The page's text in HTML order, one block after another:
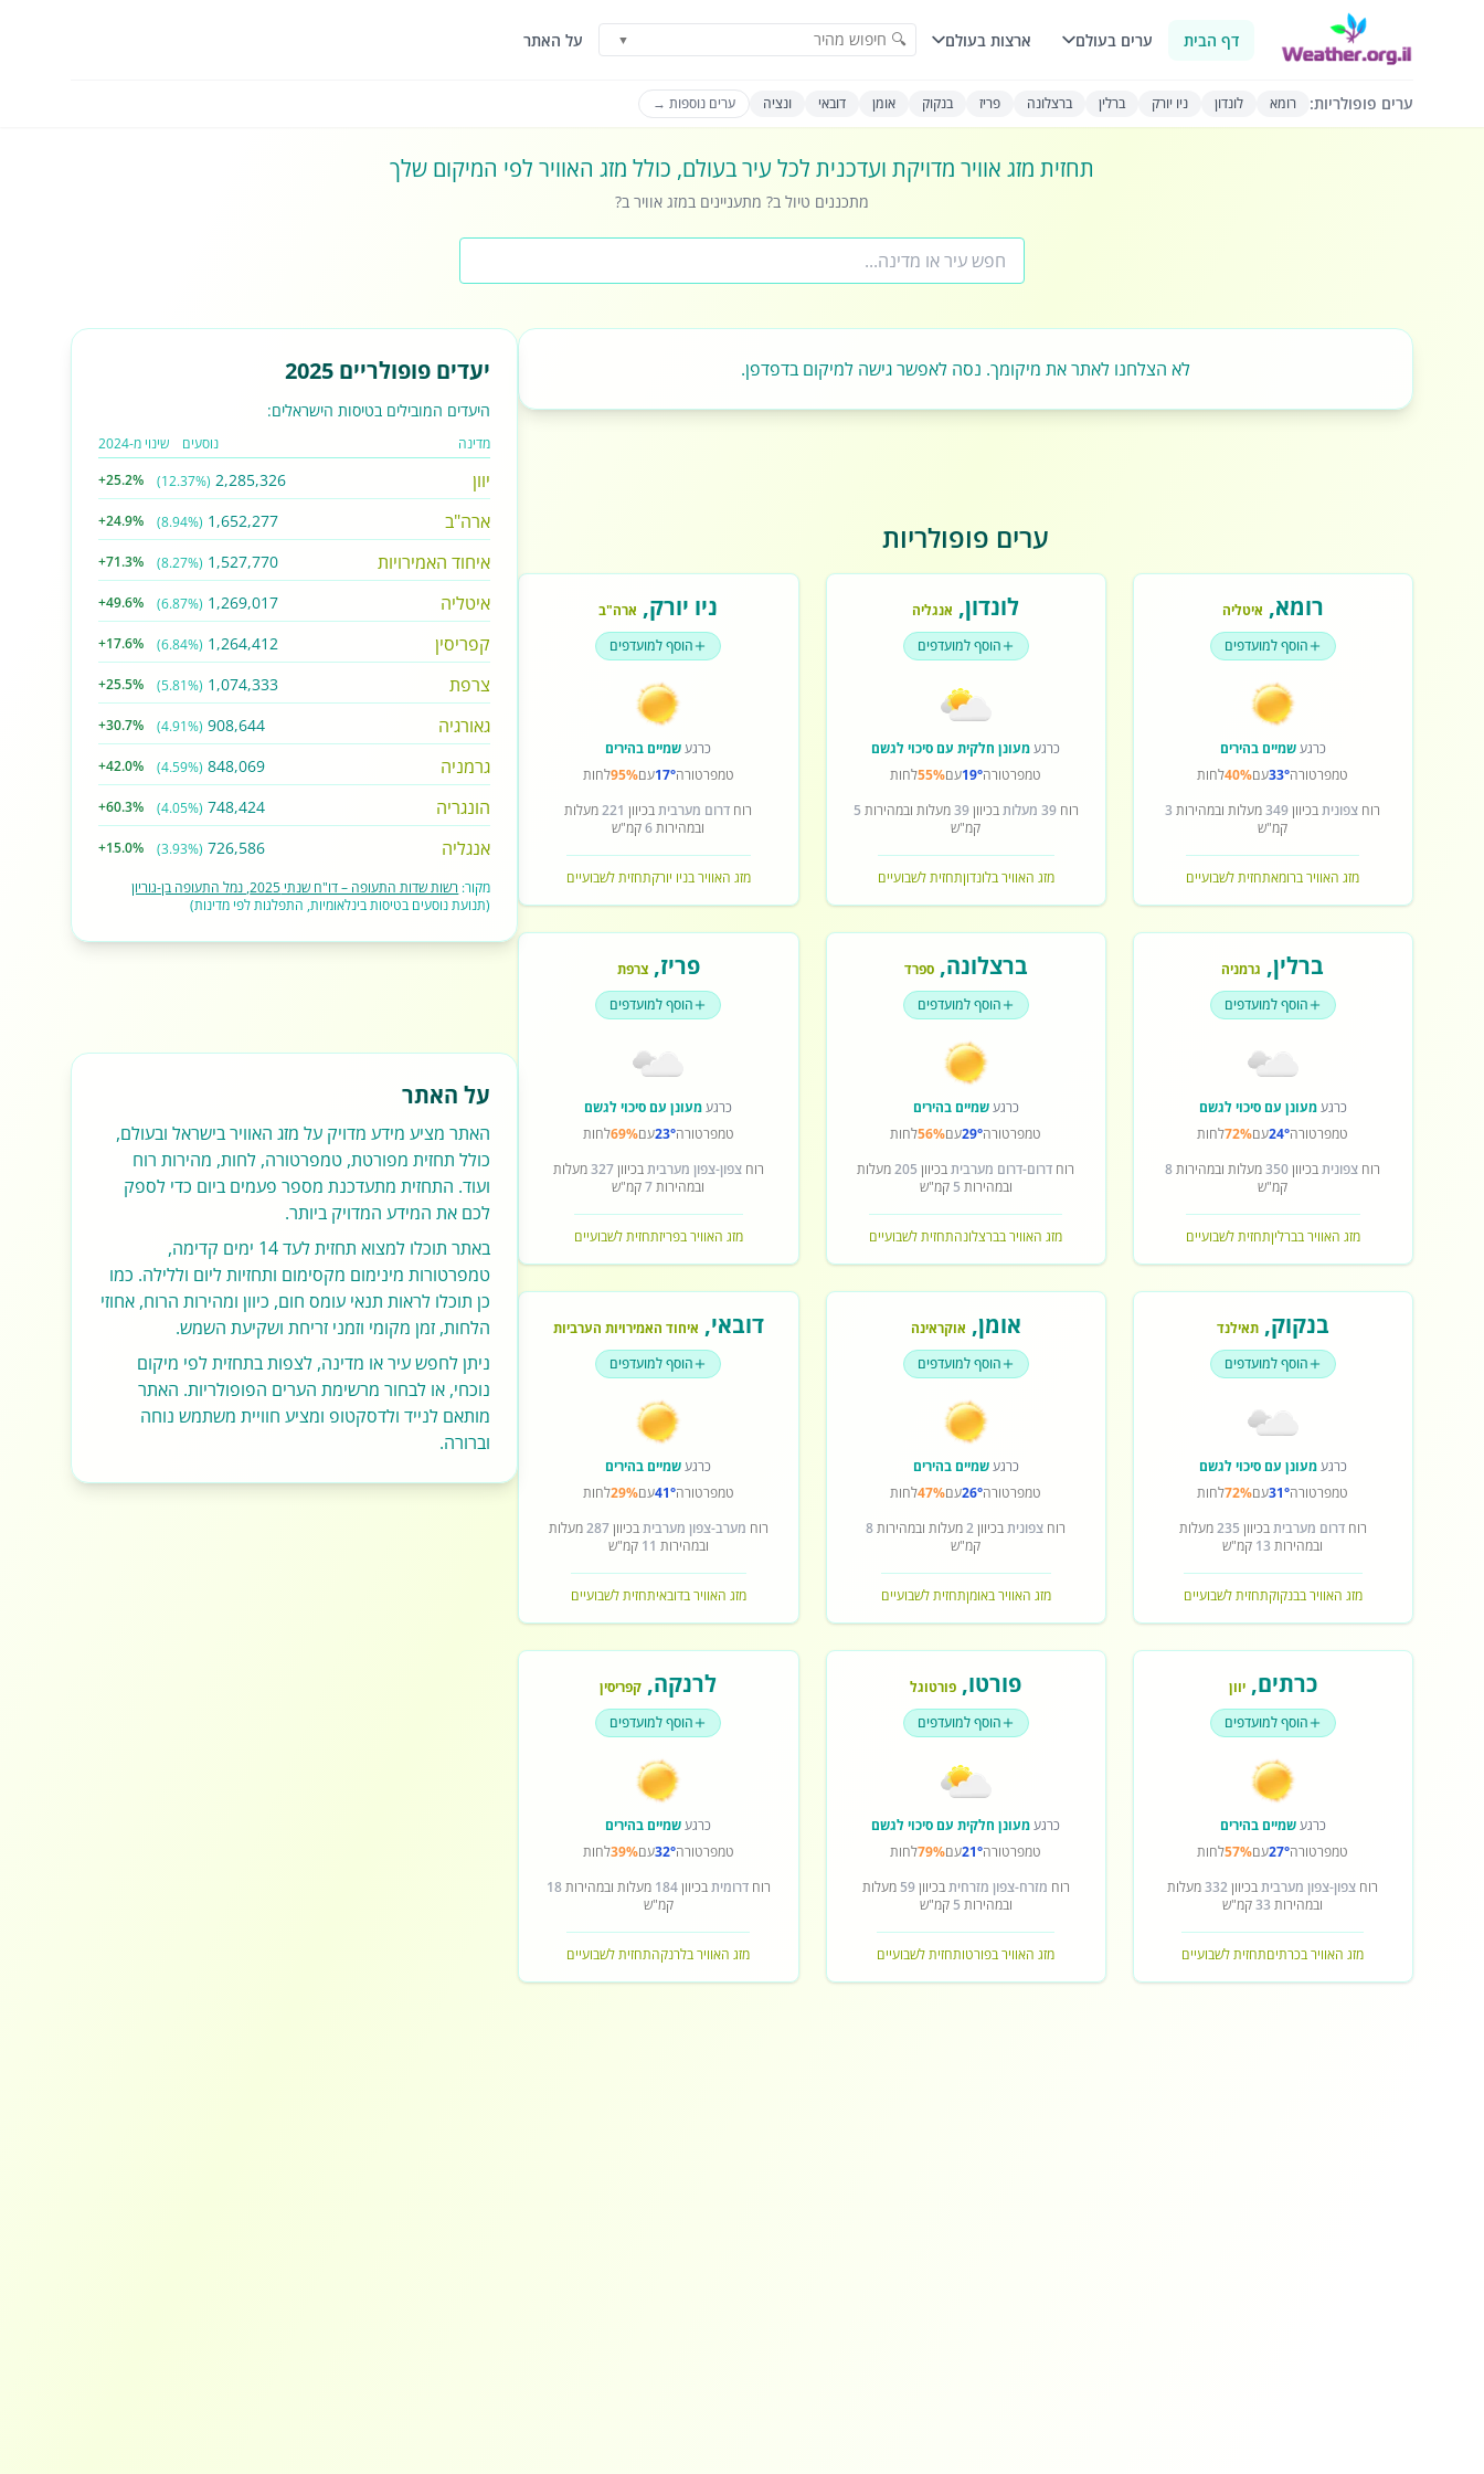
דף הבית ערים בעולם ארצות בעולם 🔍 חיפוש מהיר ▼ על האתר
ערים פופולריות: רומא לונדון ניו יורק ברלין ברצלונה פריז בנקוק אומן דובאי ונציה ערים נוספות →
תחזית מזג אוויר מדויקת ועדכנית לכל עיר בעולם, כולל מזג האוויר לפי המיקום שלך
מתכננים טיול ב? מתעניינים במזג אוויר ב?
לא הצלחנו לאתר את מיקומך. נסה לאפשר גישה למיקום בדפדפן.
ערים פופולריות
רומא, איטליה
הוסף למועדפים
כרגעשמיים בהירים
טמפרטורה33°עם40%לחות
רוח צפוניתבכיוון349מעלות ובמהירות 3
קמ"ש
מזג האוויר ברומאתחזית לשבועיים
לונדון, אנגליה
הוסף למועדפים
כרגעמעונן חלקית עם סיכוי לגשם
טמפרטורה19°עם55%לחות
רוח39 מעלות בכיוון39מעלות ובמהירות 5
קמ"ש
מזג האוויר בלונדוןתחזית לשבועיים
ניו יורק, ארה"ב
הוסף למועדפים
כרגעשמיים בהירים
טמפרטורה17°עם95%לחות
רוח דרום מערביתבכיוון 221מעלות
ובמהירות6קמ"ש
מזג האוויר בניו יורקתחזית לשבועיים
ברלין, גרמניה
הוסף למועדפים
כרגעמעונן עם סיכוי לגשם
טמפרטורה24°עם72%לחות
רוח צפוניתבכיוון350מעלות ובמהירות8
קמ"ש
מזג האוויר בברליןתחזית לשבועיים
ברצלונה,ספרד
הוסף למועדפים
כרגעשמיים בהירים
טמפרטורה29°עם56%לחות
רוח דרום-דרום מערביתבכיוון 205מעלות
ובמהירות 5 קמ"ש
מזג האוויר בברצלונהתחזית לשבועיים
פריז,צרפת
הוסף למועדפים
כרגעמעונן עם סיכוי לגשם
טמפרטורה23°עם69%לחות
רוחצפון-צפון מערביתבכיוון327מעלות
ובמהירות7קמ"ש
מזג האוויר בפריזתחזית לשבועיים
בנקוק,תאילנד
הוסף למועדפים
כרגעמעונן עם סיכוי לגשם
טמפרטורה31°עם72%לחות
רוחדרום מערביתבכיוון 235מעלות
ובמהירות 13 קמ"ש
מזג האוויר בבנקוקתחזית לשבועיים
אומן, אוקראינה
הוסף למועדפים
כרגעשמיים בהירים
טמפרטורה26°עם47%לחות
רוח צפוניתבכיוון2מעלות ובמהירות8
קמ"ש
מזג האוויר באומןתחזית לשבועיים
דובאי, איחוד האמירויות הערביות
הוסף למועדפים
כרגעשמיים בהירים
טמפרטורה41°עם29%לחות
רוח מערב-צפון מערביתבכיוון287מעלות
ובמהירות 11 קמ"ש
מזג האוויר בדובאיתחזית לשבועיים
כרתים,יוון
הוסף למועדפים
כרגעשמיים בהירים
טמפרטורה27°עם57%לחות
רוח צפון-צפון מערביתבכיוון332מעלות
ובמהירות 33קמ"ש
מזג האוויר בכרתיםתחזית לשבועיים
פורטו, פורטוגל
הוסף למועדפים
כרגעמעונן חלקית עם סיכוי לגשם
טמפרטורה21°עם79%לחות
רוח מזרח-צפון מזרחיתבכיוון59 מעלות
ובמהירות 5 קמ"ש
מזג האוויר בפורטותחזית לשבועיים
לרנקה, קפריסין
הוסף למועדפים
כרגעשמיים בהירים
טמפרטורה32°עם39%לחות
רוחדרומיתבכיוון184 מעלות ובמהירות18
קמ"ש
מזג האוויר בלרנקהתחזית לשבועיים
יעדים פופולריים 2025
היעדים המובילים בטיסות הישראלים:
מדינה נוסעים שינוי מ-2024
יוון 2,285,326
(12.37%)
+25.2%
ארה"ב 1,652,277
(8.94%)
+24.9%
איחוד האמירויות 1,527,770
(8.27%)
+71.3%
איטליה 1,269,017
(6.87%)
+49.6%
קפריסין 1,264,412
(6.84%)
+17.6%
צרפת 1,074,333
(5.81%)
+25.5%
גאורגיה 908,644
(4.91%)
+30.7%
גרמניה 848,069
(4.59%)
+42.0%
הונגריה 748,424
(4.05%)
+60.3%
אנגליה 726,586
(3.93%)
+15.0%
מקור: רשות שדות התעופה – דו"ח שנתי 2025, נמל התעופה בן-גוריון
(תנועת נוסעים בטיסות בינלאומיות, התפלגות לפי מדינות)
על האתר
האתר מציע מידע מדויק על מזג האוויר בישראל ובעולם,
כולל תחזית מפורטת, טמפרטורה, לחות, מהירות רוח
ועוד. התחזית מתעדכנת מספר פעמים ביום כדי לספק
לכם את המידע המדויק ביותר.
באתר תוכלו למצוא תחזית לעד 14 ימים קדימה,
טמפרטורות מינימום מקסימום ותחזיות ליום וללילה. כמו
כן תוכלו לראות תנאי עומס חום, כיוון ומהירות הרוח, אחוזי
הלחות, זמן מקומי וזמני זריחת ושקיעת השמש.
ניתן לחפש עיר או מדינה, לצפות בתחזית לפי מיקום
נוכחי, או לבחור מרשימת הערים הפופולריות. האתר
מותאם לנייד ולדסקטופ ומציע חוויית משתמש נוחה
וברורה.